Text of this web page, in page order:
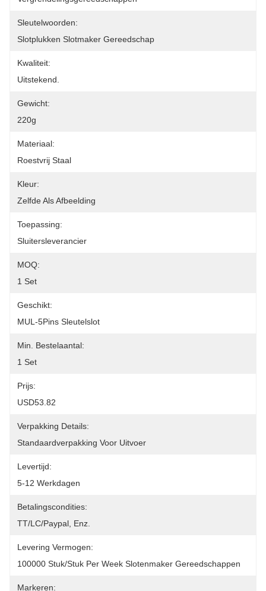
Sleutelwoorden:
Slotplukken Slotmaker Gereedschap
Kwaliteit:
Uitstekend.
Gewicht:
220g
Materiaal:
Roestvrij Staal
Kleur:
Zelfde Als Afbeelding
Toepassing:
Sluitersleverancier
MOQ:
1 Set
Geschikt:
MUL-5Pins Sleutelslot
Min. Bestelaantal:
1 Set
Prijs:
USD53.82
Verpakking Details:
Standaardverpakking Voor Uitvoer
Levertijd:
5-12 Werkdagen
Betalingscondities:
TT/LC/paypal, Enz.
Levering Vermogen:
100000 Stuk/stuk Per Week Slotenmaker Gereedschappen
Markeren: